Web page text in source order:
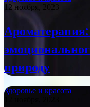
12 ноября, 2023
природу
Здоровье и красота